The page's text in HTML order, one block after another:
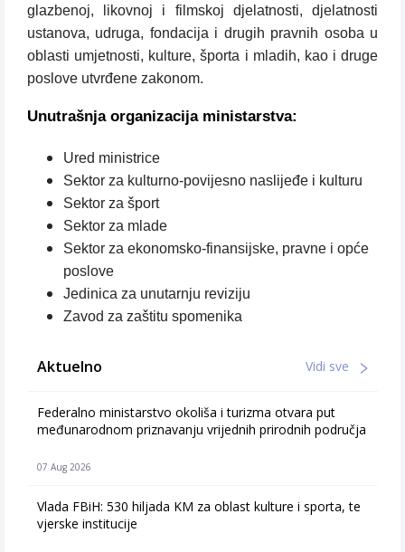
glazbenoj, likovnoj i filmskoj djelatnosti, djelatnosti
ustanova, udruga, fondacija i drugih pravnih osoba u
oblasti umjetnosti, kulture, športa i mladih, kao i druge
poslove utvrđene zakonom.
Unutrašnja organizacija ministarstva:
Ured ministrice
Sektor za kulturno-povijesno naslijeđe i kulturu
Sektor za šport
Sektor za mlade
Sektor za ekonomsko-finansijske, pravne i opće
poslove
Jedinica za unutarnju reviziju
Zavod za zaštitu spomenika
Aktuelno Vidi sve
Federalno ministarstvo okoliša i turizma otvara put
međunarodnom priznavanju vrijednih prirodnih područja
07 Aug 2026
Vlada FBiH: 530 hiljada KM za oblast kulture i sporta, te
vjerske institucije